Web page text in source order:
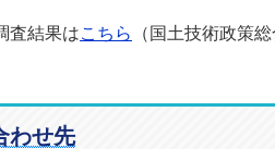
査結果はこちら （国土技術政策
わせ先